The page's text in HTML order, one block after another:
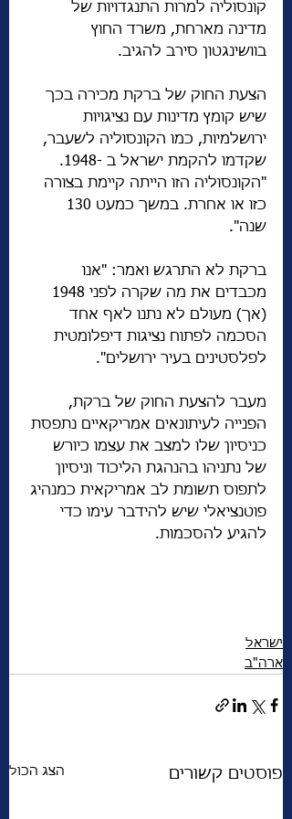
קונסוליה למרות התנגדויות של
מדינה מארחת, משרד החוץ
בוושינגטון סירב להגיב.
הצעת החוק של ברקת מכירה בכך
שיש קומץ מדינות עם נציגויות
ירושלמיות, כמו הקונסוליה לשעבר,
שקדמו להקמת ישראל ב -1948.
"הקונסוליה הזו הייתה קיימת בצורה
שנה".
ברקת לא התרגש ואמר: "אנו
(אך) מעולם לא נתנו לאף אחד
הסכמה לפתוח נציגות דיפלומטית
לפלסטינים בעיר ירושלים".
מעבר להצעת החוק של ברקת,
הפנייה לעיתונאים אמריקאיים נתפסת
כניסיון שלו למצב את עצמו כיורש
של נתניהו בהנהגת הליכוד וניסיון
לתפוס תשומת לב אמריקאית כמנהיג
פוטנציאלי שיש להידבר עימו כדי
להגיע להסכמות.
ישראל
ארה"ב
פוסטים קשורים הצג הכול